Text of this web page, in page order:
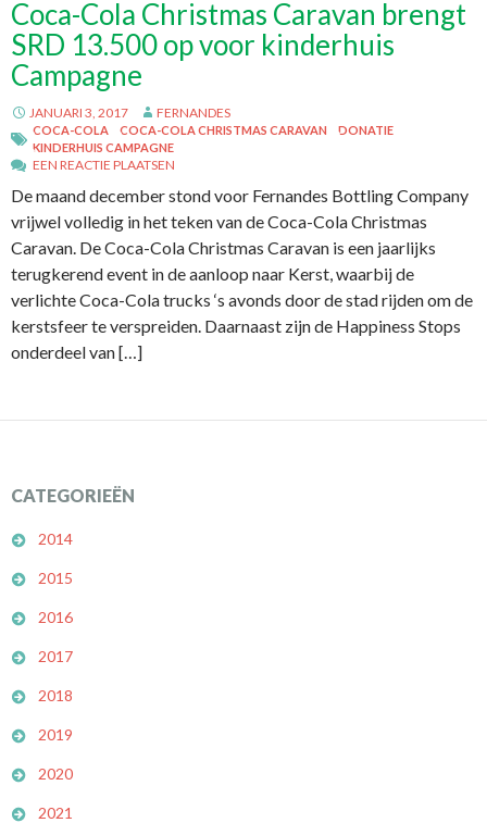
Coca-Cola Christmas Caravan brengt
SRD 13.500 op voor kinderhuis
Campagne
JANUARI 3, 2017 FERNANDES
COCA-COLA COCA-COLA CHRISTMAS CARAVAN
DONATIE
KINDERHUIS CAMPAGNE
EEN REACTIE PLAATSEN
De maand december stond voor Fernandes Bottling Company
vrijwel volledig in het teken van de Coca-Cola Christmas
Caravan. De Coca-Cola Christmas Caravan is een jaarlijks
terugkerend event in de aanloop naar Kerst, waarbij de
verlichte Coca-Cola trucks ‘s avonds door de stad rijden om de
kerstsfeer te verspreiden. Daarnaast zijn de Happiness Stops
onderdeel van […]
CATEGORIEËN
2014
2015
2016
2017
2018
2019
2020
2021